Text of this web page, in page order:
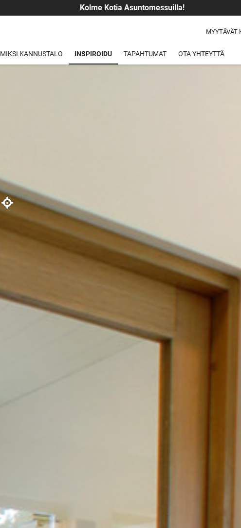
Kolme Kotia Asuntomessuilla!
MYYTÄVÄT
MIKSI KANNUSTALO INSPIROIDU TAPAHTUMAT OTA YHTEYTTÄ